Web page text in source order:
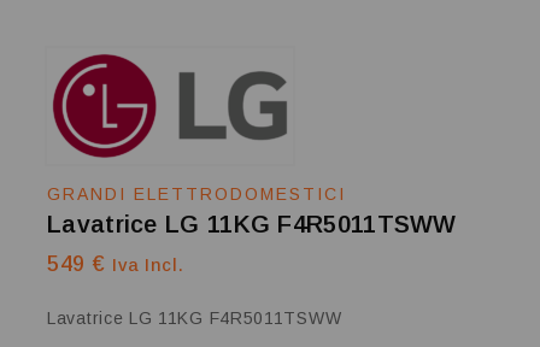
GRANDI ELETTRODOMESTICI
Lavatrice LG 11KG F4R5011TSWW
549 € Iva Incl.
Lavatrice LG 11KG F4R5011TSWW